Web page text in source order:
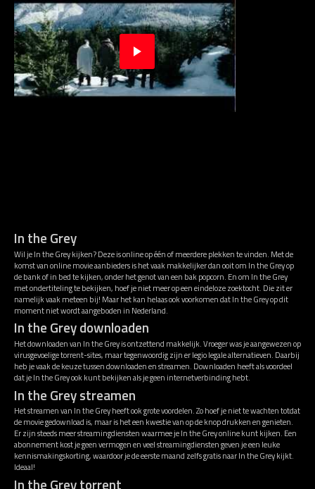
In the Grey
Wil je In the Grey kijken? Deze is online op één of meerdere plekken te vinden. Met de
komst van online movie aanbieders is het vaak makkelijker dan ooit om In the Grey op
de bank of in bed te kijken, onder het genot van een bak popcorn. En om In the Grey
met ondertiteling te bekijken, hoef je niet meer op een eindeloze zoektocht. Die zit er
namelijk vaak meteen bij! Maar het kan helaas ook voorkomen dat In the Grey op dit
moment niet wordt aangeboden in Nederland.
In the Grey downloaden
Het downloaden van In the Grey is ontzettend makkelijk. Vroeger was je aangewezen op
virusgevoelige torrent-sites, maar tegenwoordig zijn er legio legale alternatieven. Daarbij
heb je vaak de keuze tussen downloaden en streamen. Downloaden heeft als voordeel
dat je In the Grey ook kunt bekijken als je geen internetverbinding hebt.
In the Grey streamen
Het streamen van In the Grey heeft ook grote voordelen. Zo hoef je niet te wachten totdat
de movie gedownload is, maar is het een kwestie van op de knop drukken en genieten.
Er zijn steeds meer streamingdiensten waarmee je In the Grey online kunt kijken. Een
abonnement kost je geen vermogen en veel streamingdiensten geven je een leuke
kennismakingskorting, waardoor je de eerste maand zelfs gratis naar In the Grey kijkt.
Ideaal!
In the Grey torrent